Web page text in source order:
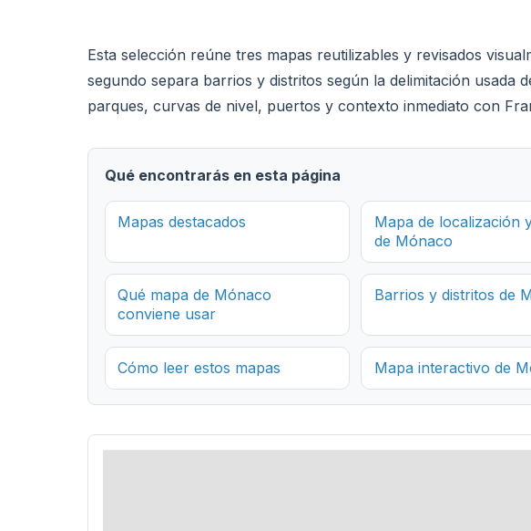
Esta selección reúne tres mapas reutilizables y revisados
segundo separa barrios y distritos según la delimitación
parques, curvas de nivel, puertos y contexto inmediato con
Qué encontrarás en esta página
Mapas destacados
Mapa de localización
de Mónaco
Qué mapa de Mónaco
conviene usar
Barrios y distritos de
Cómo leer estos mapas Mapa interactivo de